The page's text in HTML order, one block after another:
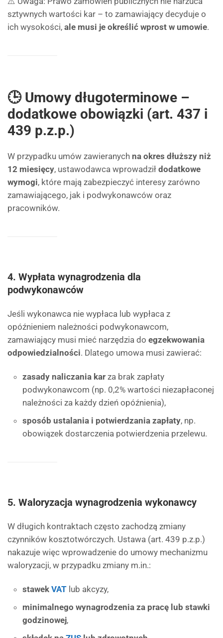
sztywnych wartości kar – to zamawiający decyduje o
ich wysokości, ale musi je określić wprost w umowie.
🕒 Umowy długoterminowe –
dodatkowe obowiązki (art. 437 i
439 p.z.p.)
W przypadku umów zawieranych na okres dłuższy niż
12 miesięcy, ustawodawca wprowadził dodatkowe
wymogi, które mają zabezpieczyć interesy zarówno
zamawiającego, jak i podwykonawców oraz
pracowników.
4. Wypłata wynagrodzenia dla
podwykonawców
Jeśli wykonawca nie wypłaca lub wypłaca z
opóźnieniem należności podwykonawcom,
zamawiający musi mieć narzędzia do egzekwowania
odpowiedzialności. Dlatego umowa musi zawierać:
zasady naliczania kar za brak zapłaty
podwykonawcom (np. 0,2% wartości niezapłaconej
należności za każdy dzień opóźnienia),
sposób ustalania i potwierdzania zapłaty, np.
obowiązek dostarczenia potwierdzenia przelewu.
5. Waloryzacja wynagrodzenia wykonawcy
W długich kontraktach często zachodzą zmiany
czynników kosztotwórczych. Ustawa (art. 439 p.z.p.)
nakazuje więc wprowadzenie do umowy mechanizmu
waloryzacji, w przypadku zmiany m.in.:
stawek VAT lub akcyzy,
minimalnego wynagrodzenia za pracę lub stawki
godzinowej,